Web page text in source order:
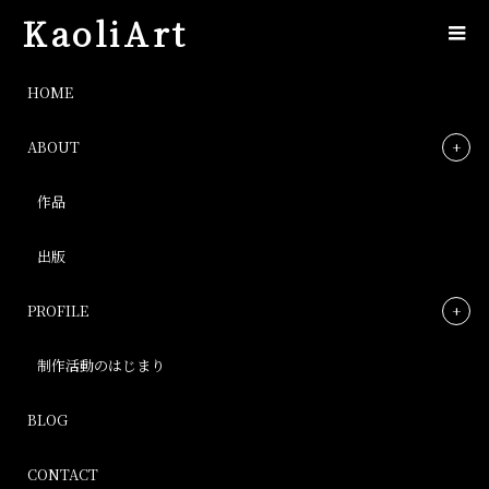
KaoliArt
HOME
ABOUT
作品
出版
PROFILE
制作活動のはじまり
BLOG
CONTACT
IMG_0913
Post